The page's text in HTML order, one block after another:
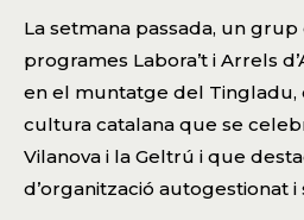
La setmana passada, un grup
programes Labora’t i Arrels
en el muntatge del Tingladu,
cultura catalana que se
Vilanova i la Geltrú i que
d’organització autogestionat